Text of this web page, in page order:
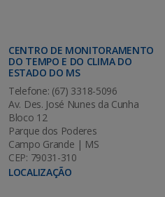
CENTRO DE MONITORAMENTO
DO TEMPO E DO CLIMA DO
ESTADO DO MS
Telefone: (67) 3318-5096
Av. Des. José Nunes da Cunha
Bloco 12
Parque dos Poderes
Campo Grande | MS
CEP: 79031-310
LOCALIZAÇÃO